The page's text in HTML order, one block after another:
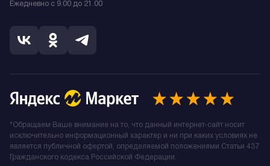
Ежедневно с 9.00 до 21.00
*Обращаем Ваше внимание на то, что данный интернет-сайт носит
исключительно информационный характер и ни при каких условиях не
является публичной офертой, определяемой положениями Статьи 437
Гражданского кодекса Российской Федерации.